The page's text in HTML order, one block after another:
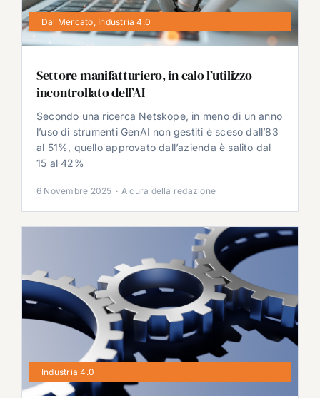
Dal Mercato Industria 4.0
Settore manifatturiero, in calo l’utilizzo
incontrollato dell’AI
Secondo una ricerca Netskope, in meno di un anno
l’uso di strumenti GenAI non gestiti è sceso dall’83
al 51%, quello approvato dall’azienda è salito dal
15 al 42%
6 Novembre 2025 · A cura della redazione
Industria 4.0